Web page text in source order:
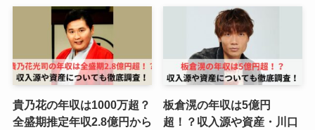
貴乃花の年収は1000万超？
全盛期推定年収2.8億円から
板倉滉の年収は5億円
超！？収入源や資産・川口